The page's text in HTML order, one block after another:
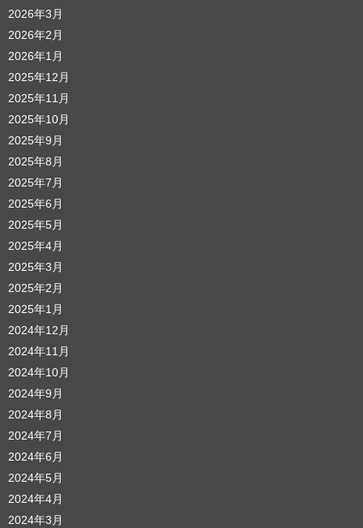
2026年3月
2026年2月
2026年1月
2025年12月
2025年11月
2025年10月
2025年9月
2025年8月
2025年7月
2025年6月
2025年5月
2025年4月
2025年3月
2025年2月
2025年1月
2024年12月
2024年11月
2024年10月
2024年9月
2024年8月
2024年7月
2024年6月
2024年5月
2024年4月
2024年3月